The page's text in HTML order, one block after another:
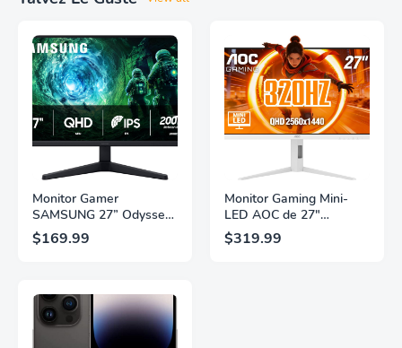
Monitor Gamer
SAMSUNG 27” Odyssey
G5 G53F con Resolución
QHD, HDR10,
Panel IPS, AMD
FreeSync™ Premium,
Ecualizador Negro,
Cambio Automático de
$169.99
Monitor Gaming Mini-
LED AOC de 27"
Pulgadas, QHD
2560×1440, 320Hz, 1ms
$319.99